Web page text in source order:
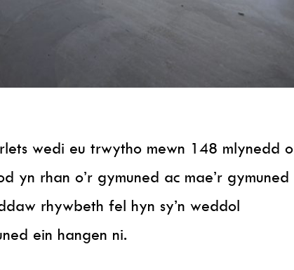
wedi eu trwytho mewn 148 mlynedd o
yn rhan o’r gymuned ac mae’r gymuned
rhywbeth fel hyn sy’n weddol
ein hangen ni.